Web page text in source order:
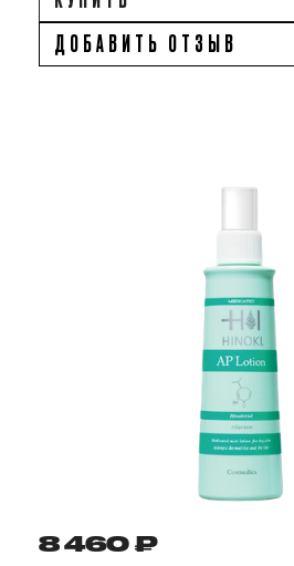
ДОБАВИТЬ ОТЗЫВ
8 460 ₽